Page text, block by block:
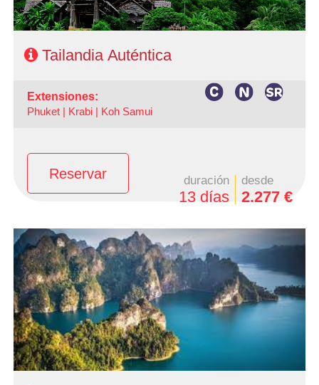
Tailandia Auténtica
extensiones:
Phuket | Krabi | Koh Samui
Reservar duración
13 días
desde
2.277 €
- Salidas: Lunes
- Ruta: 4 noches Bangkok (3 al inicio y 1 al final), 1 noche
Hua Hin, 1 noche Prachuap Kiri Khan, 1 noche Khao Sok
y 2 noches Khanom Beach (ampliables)
- Categoría hotelera: A elección del cliente.
- Régimen: Según itinerario